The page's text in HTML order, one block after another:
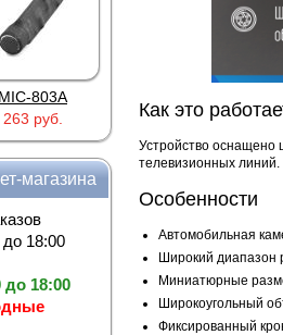
MIC-803A
263 руб.
386 руб.
магазина
18:00
до 18:00
Как это
Устройство оснащено
телевизионных линий.
Особенности
Автомобильная
Широкий диапазон
Миниатюрные
Широкоугольный
Фиксированный